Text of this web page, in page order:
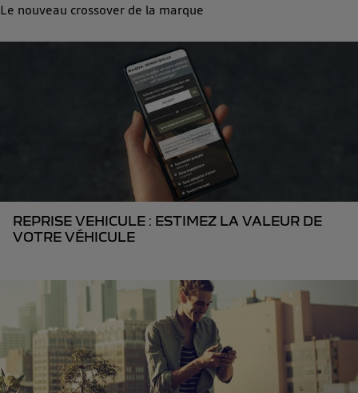
Le nouveau crossover de la marque
REPRISE VEHICULE : ESTIMEZ LA VALEUR DE
VOTRE VÉHICULE